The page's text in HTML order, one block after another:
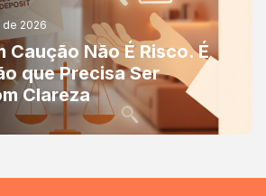
2026
Caução Não É Risco. É
que Precisa Ser
Clareza